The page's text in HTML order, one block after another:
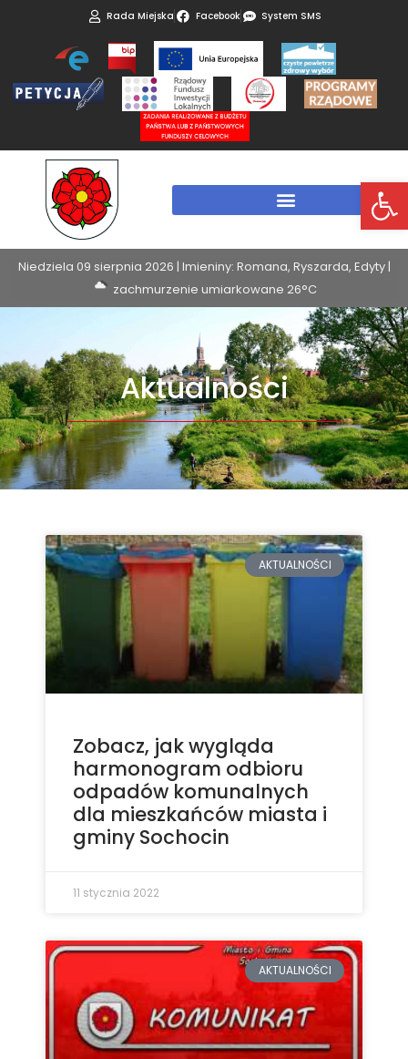
Rada Miejska Facebook System SMS
Niedziela 09 sierpnia 2026 | Imieniny: Romana, Ryszarda, Edyty |
zachmurzenie umiarkowane 26°C
Aktualności
AKTUALNOŚCI
Zobacz, jak wygląda
harmonogram odbioru
odpadów komunalnych
dla mieszkańców miasta i
gminy Sochocin
11 stycznia 2022
AKTUALNOŚCI